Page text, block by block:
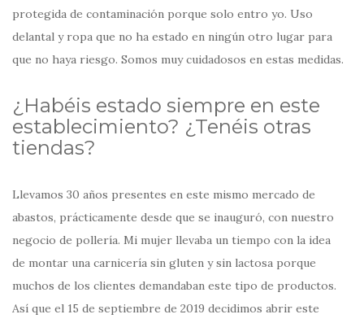
protegida de contaminación porque solo entro yo. Uso
delantal y ropa que no ha estado en ningún otro lugar para
que no haya riesgo. Somos muy cuidadosos en estas medidas.
¿Habéis estado siempre en este
establecimiento? ¿Tenéis otras
tiendas?
Llevamos 30 años presentes en este mismo mercado de
abastos, prácticamente desde que se inauguró, con nuestro
negocio de pollería. Mi mujer llevaba un tiempo con la idea
de montar una carnicería sin gluten y sin lactosa porque
muchos de los clientes demandaban este tipo de productos.
Así que el 15 de septiembre de 2019 decidimos abrir este